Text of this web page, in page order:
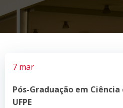
7 mar
Pós-Graduação em
UFPE